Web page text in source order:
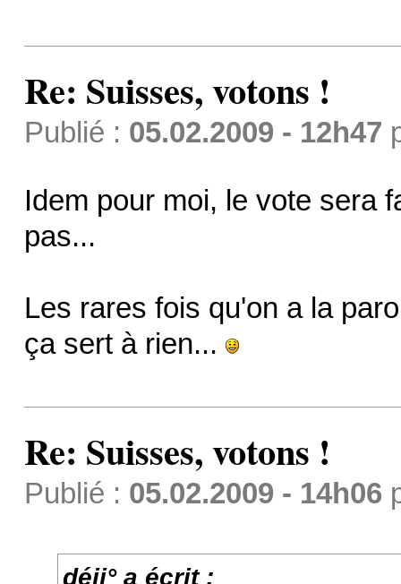
Re: Suisses, votons !
Publié : 05.02.2009 - 12h47
Idem pour moi, le vote sera
pas...
Les rares fois qu'on a la
ça sert à rien...
Re: Suisses, votons !
Publié : 05.02.2009 - 14h06
déji° a écrit :